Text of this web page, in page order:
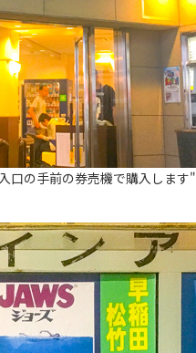
口の手前の券売機で購入します"